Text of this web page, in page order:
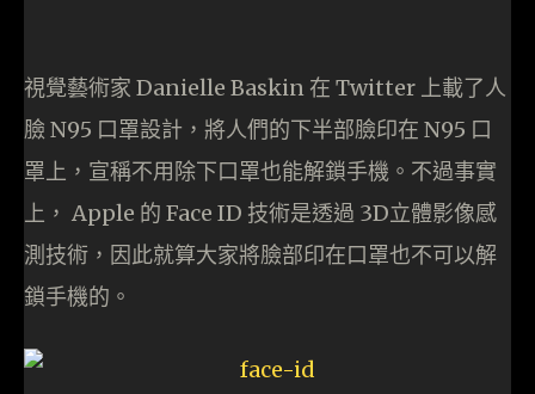
視覺藝術家 Danielle Baskin 在 Twitter 上載了人
臉 N95 口罩設計，將人們的下半部臉印在 N95 口
罩上，宣稱不用除下口罩也能解鎖手機。不過事實
上， Apple 的 Face ID 技術是透過 3D立體影像感
測技術，因此就算大家將臉部印在口罩也不可以解
鎖手機的。